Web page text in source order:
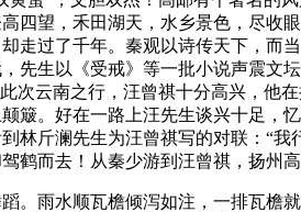
四望，禾田湖天，水乡景色，尽
走过了千年。秦观以诗传天下，
先生以《受戒》等一批小说声震文
次云南之行，汪曾祺十分高兴，他
簸。好在一路上汪先生谈兴十足
林斤澜先生为汪曾祺写的对联：“
鹤而去！从秦少游到汪曾祺，扬
。雨水顺瓦檐倾泻如注，一排瓦